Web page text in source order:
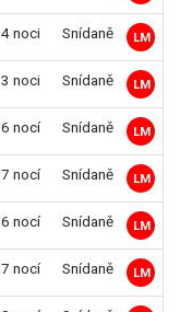
4 noci Snídaně LM
3 noci Snídaně LM
6 nocí Snídaně LM
7 nocí Snídaně LM
6 nocí Snídaně LM
7 nocí Snídaně LM